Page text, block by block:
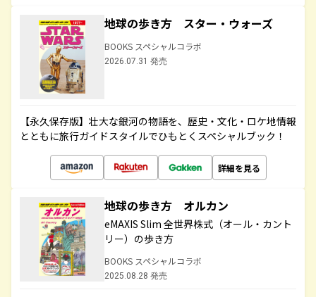
地球の歩き方 スター・ウォーズ
BOOKS スペシャルコラボ
2026.07.31 発売
【永久保存版】壮大な銀河の物語を、歴史・文化・ロケ地情報
とともに旅行ガイドスタイルでひもとくスペシャルブック！
詳細を見る
地球の歩き方 オルカン
eMAXIS Slim 全世界株式（オール・カント
リー）の歩き方
BOOKS スペシャルコラボ
2025.08.28 発売